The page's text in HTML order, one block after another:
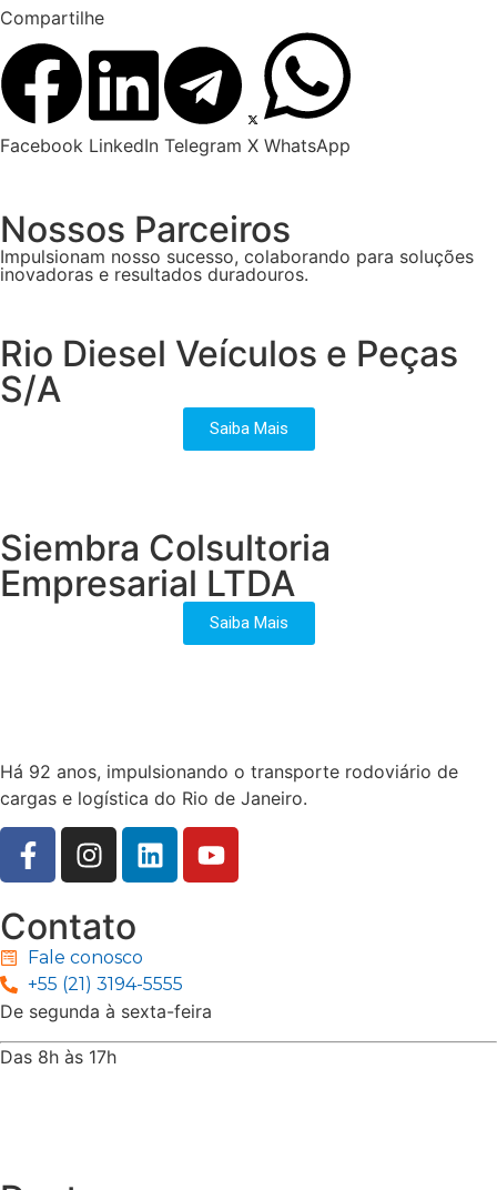
Compartilhe
Facebook LinkedIn Telegram X WhatsApp
Nossos Parceiros
Impulsionam nosso sucesso, colaborando para soluções
inovadoras e resultados duradouros.
Rio Diesel Veículos e Peças
S/A
Saiba Mais
Siembra Colsultoria
Empresarial LTDA
Saiba Mais
Há 92 anos, impulsionando o transporte rodoviário de
cargas e logística do Rio de Janeiro.
Contato
Fale conosco
+55 (21) 3194-5555
De segunda à sexta-feira
Das 8h às 17h